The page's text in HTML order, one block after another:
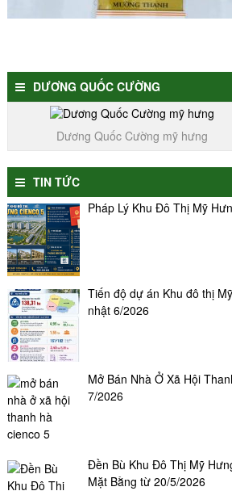
DƯƠNG QUỐC CƯỜNG
Dương Quốc Cường mỹ hưng
TIN TỨC
Pháp Lý Khu Đô Thị Mỹ
Tiến độ dự án Khu đô thị
nhật 6/2026
Mở Bán Nhà Ở Xã Hội
7/2026
Đền Bù Khu Đô Thị Mỹ
Mặt Bằng từ 20/5/2026